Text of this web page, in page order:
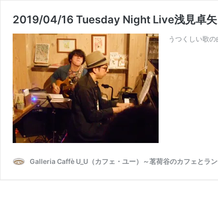
2019/04/16 Tuesday Night Live浅見卓
うつくしい歌
Galleria Caffè U_U（カフェ・ユー）～茗荷谷のカフェとラ